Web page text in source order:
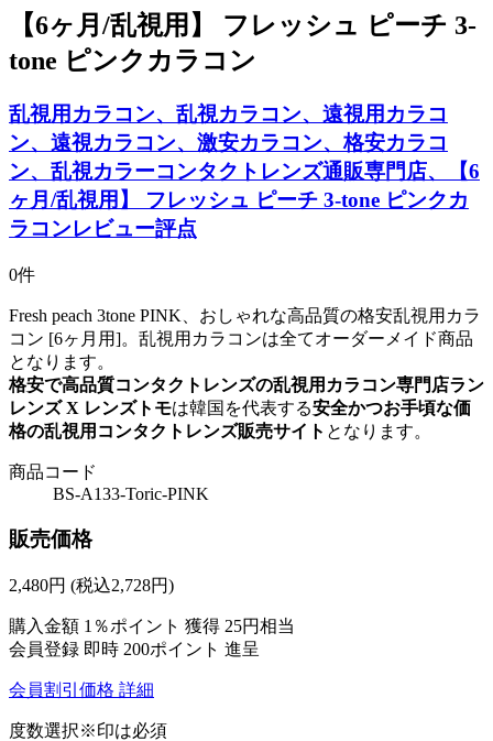
【6ヶ月/乱視用】 フレッシュ ピーチ 3-
tone ピンクカラコン
乱視用カラコン、乱視カラコン、遠視用カラコ
ン、遠視カラコン、激安カラコン、格安カラコ
ン、乱視カラーコンタクトレンズ通販専門店、【6
ヶ月/乱視用】 フレッシュ ピーチ 3-tone ピンクカ
ラコンレビュー評点
0件
Fresh peach 3tone PINK、おしゃれな高品質の格安乱視用カラ
コン [6ヶ月用]。乱視用カラコンは全てオーダーメイド商品
となります。
格安で高品質コンタクトレンズの乱視用カラコン専門店ラン
レンズ X レンズトモは韓国を代表する安全かつお手頃な価
格の乱視用コンタクトレンズ販売サイト となります。
商品コード
BS-A133-Toric-PINK
販売価格
2,480円 (税込2,728円)
購入金額 1％ポイント 獲得 25円相当
会員登録 即時 200ポイント 進呈
会員割引価格 詳細
度数選択※印は必須